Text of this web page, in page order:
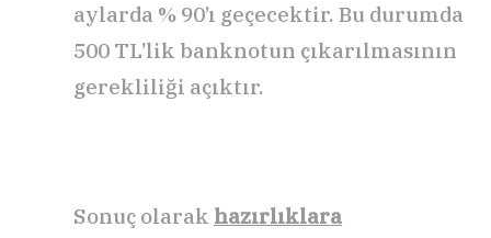
aylarda % 90’ı geçecektir. Bu durumda
500 TL’lik banknotun çıkarılmasının
gerekliliği açıktır.
Sonuç olarak hazırlıklara